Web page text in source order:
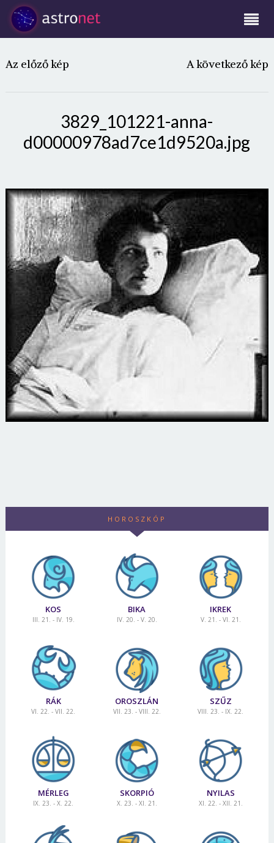
Az előző kép A következő kép
3829_101221-anna-
d00000978ad7ce1d9520a.jpg
HOROSZKÓP
KOS
III. 21. - IV. 19.
BIKA
IV. 20. - V. 20.
IKREK
V. 21. - VI. 21.
RÁK
VI. 22. - VII. 22.
OROSZLÁN
VII. 23. - VIII. 22.
SZŰZ
VIII. 23. - IX. 22.
MÉRLEG
IX. 23. - X. 22.
SKORPIÓ
X. 23. - XI. 21.
NYILAS
XI. 22. - XII. 21.